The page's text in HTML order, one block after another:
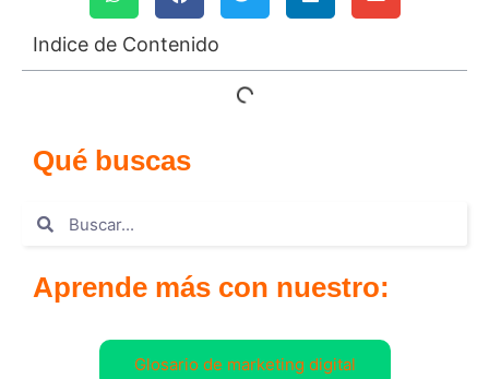
Indice de Contenido
Qué buscas
Aprende más con nuestro:
Glosario de marketing digital